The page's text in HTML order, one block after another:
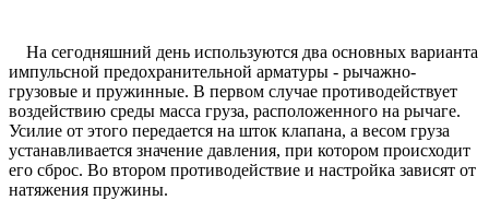
На сегодняшний день используются два основных варианта
импульсной предохранительной арматуры - рычажно-
грузовые и пружинные. В первом случае противодействует
воздействию среды масса груза, расположенного на рычаге.
Усилие от этого передается на шток клапана, а весом груза
устанавливается значение давления, при котором происходит
его сброс. Во втором противодействие и настройка зависят от
натяжения пружины.